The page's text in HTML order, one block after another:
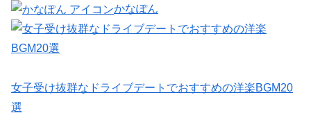
かなぽん
女子受け抜群なドライブデートでおすすめの洋楽BGM20
選